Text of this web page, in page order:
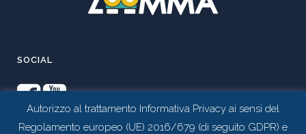
SOCIAL
Autorizzo al trattamento Informativa Privacy ai sensi del
Regolamento europeo (UE) 2016/679 (di seguito GDPR) e